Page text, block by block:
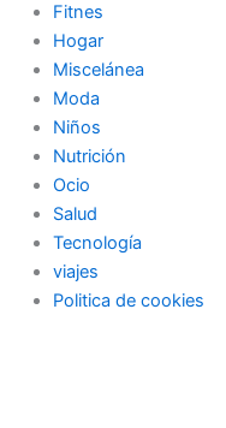
Fitnes
Hogar
Miscelánea
Moda
Niños
Nutrición
Ocio
Salud
Tecnología
viajes
Politica de cookies